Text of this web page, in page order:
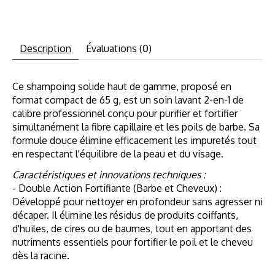
Description Évaluations (0)
Ce shampoing solide haut de gamme, proposé en
format compact de 65 g, est un soin lavant 2-en-1 de
calibre professionnel conçu pour purifier et fortifier
simultanément la fibre capillaire et les poils de barbe. Sa
formule douce élimine efficacement les impuretés tout
en respectant l'équilibre de la peau et du visage.
Caractéristiques et innovations techniques :
- Double Action Fortifiante (Barbe et Cheveux) :
Développé pour nettoyer en profondeur sans agresser ni
décaper. Il élimine les résidus de produits coiffants,
d'huiles, de cires ou de baumes, tout en apportant des
nutriments essentiels pour fortifier le poil et le cheveu
dès la racine.